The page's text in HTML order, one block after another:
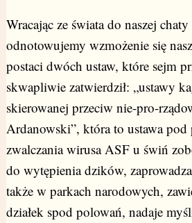
Wracając ze świata do naszej
odnotowujemy wzmożenie się
postaci dwóch ustaw, które sejm
skwapliwie zatwierdził: „ustawy
skierowanej przeciw nie-pro-
Ardanowski”, która to ustawa pod
zwalczania wirusa ASF u świń
do wytępienia dzików,
także w parkach narodowych,
działek spod polowań, nadaje